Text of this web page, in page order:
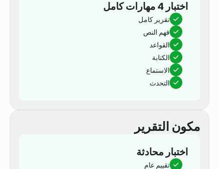
اختبار 4 مهارات كامل
تقرير كامل
فهم النص
القواعد
الكتابة
الاستماع
التحدث
مكون التقرير
اختبار محادثة
تقييم عام